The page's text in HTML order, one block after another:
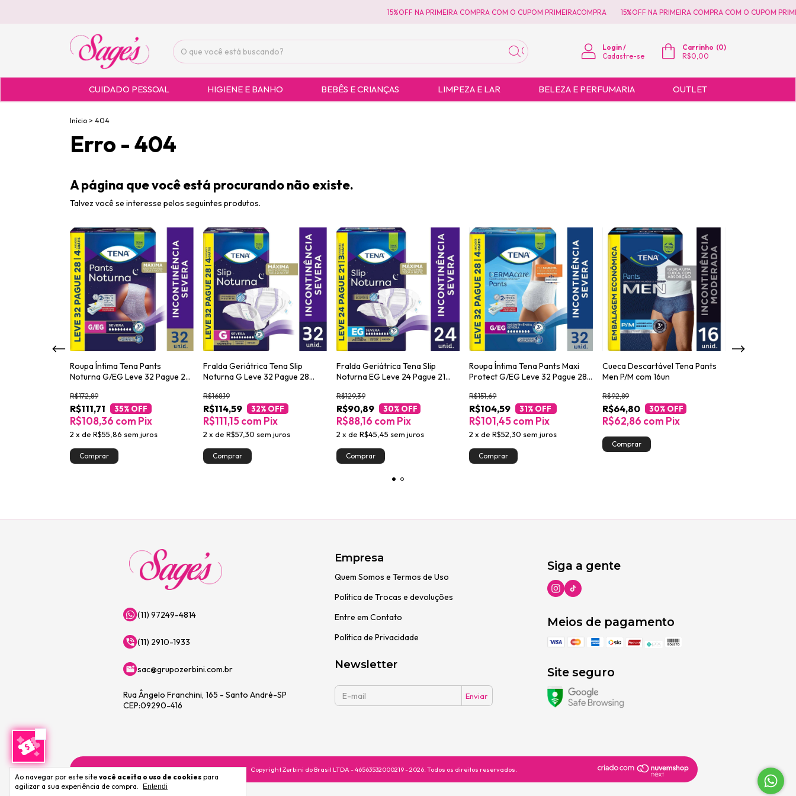
15%OFF NA PRIMEIRA COMPRA COM O CUPOM PRIMEIRACOMPRA 15%OFF NA PRIMEIRA COMPRA COM O CUPOM
Login /
Cadastre-se
Carrinho (0)
R$0,00
CUIDADO PESSOAL HIGIENE E BANHO BEBÊS E CRIANÇAS LIMPEZA E LAR BELEZA E PERFUMARIA OUTLET
Ao navegar por este site você aceita o uso de cookies para
agilizar a sua experiência de compra.
Entendi
Início > 404
Erro - 404
A página que você está procurando não existe.
Talvez você se interesse pelos seguintes produtos.
Roupa Íntima Tena Pants
Noturna G/EG Leve 32 Pague 28
R$111,71
R$172,89
35% OFF
2 x de R$55,86 sem juros
R$108,36 com Pix
Fralda Geriátrica Tena Slip
Noturna G Leve 32 Pague 28
R$114,59
R$168,19
32% OFF
2 x de R$57,30 sem juros
R$111,15com Pix
Fralda Geriátrica Tena Slip
Noturna EG Leve 24 Pague 21
R$90,89
R$129,39
30% OFF
2 x de R$45,45 sem juros
R$88,16 com Pix
Roupa Íntima Tena Pants Maxi
Protect G/EG Leve 32 Pague 28
R$104,59
R$151,69
31% OFF
2 xdeR$52,30 sem juros
R$101,45com Pix
Cueca Descartável Tena Pants
Men P/M com 16un
R$64,80
R$92,89
30% OFF
R$62,86 com Pix
(11) 97249-4814
(11) 2910-1933
sac@grupozerbini.com.br
Rua Ângelo Franchini, 165 - Santo André-SP
CEP:09290-416
Empresa
Quem Somos e Termos de Uso
Política de Trocas e devoluções
Entre em Contato
Política de Privacidade
Newsletter
Siga a gente
Meios de pagamento
Site seguro
Copyright Zerbini do Brasil LTDA - 46563532000219 - 2026. Todos os direitos reservados.